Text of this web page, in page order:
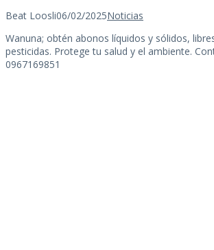
Beat Loosli06/02/2025Noticias
Wanuna; obtén abonos líquidos y sólidos,
pesticidas. Protege tu salud y el ambiente.
0967169851